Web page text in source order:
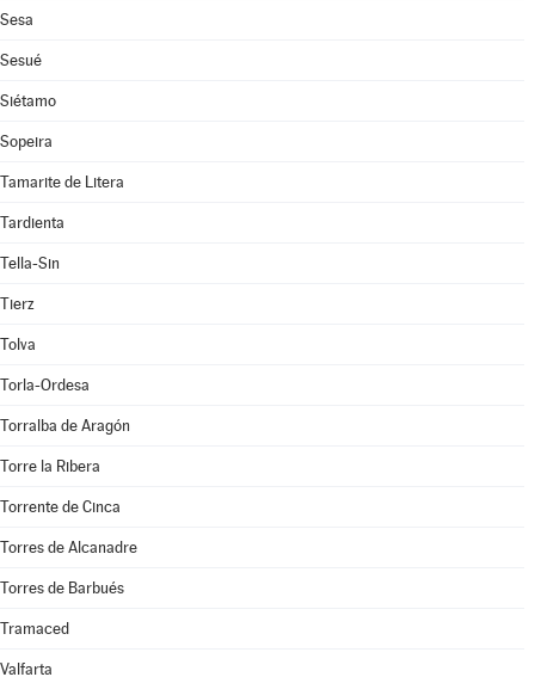
Sesa
Sesué
Siétamo
Sopeira
Tamarite de Litera
Tardienta
Tella-Sin
Tierz
Tolva
Torla-Ordesa
Torralba de Aragón
Torre la Ribera
Torrente de Cinca
Torres de Alcanadre
Torres de Barbués
Tramaced
Valfarta